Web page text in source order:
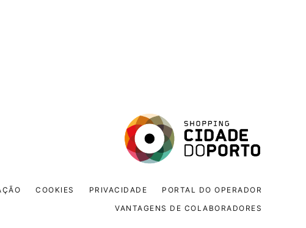
COOKIES PRIVACIDADE PORTAL DO OPERADOR
VANTAGENS DE COLABORADORES